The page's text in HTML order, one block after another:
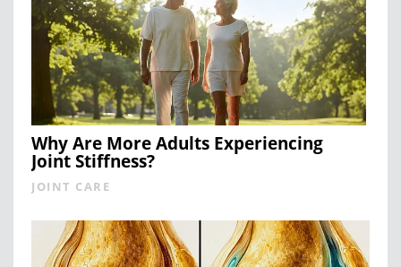
Why Are More Adults Experiencing
Joint Stiffness?
JOINT CARE